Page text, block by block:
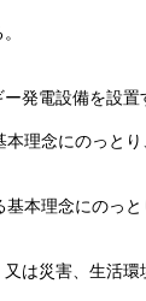
発電設備を設置
本理念にのっと
基本理念にのっ
は災害、生活